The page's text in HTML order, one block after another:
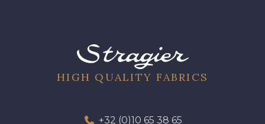
HIGH QUALITY FABRICS
+32 (0)10 65 38 65